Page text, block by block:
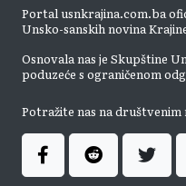
Portal usnkrajina.com.ba
Unsko-sanskih novina
Osnovala nas je Skupštine
poduzeće s ograničenom
Potražite nas na društvenim